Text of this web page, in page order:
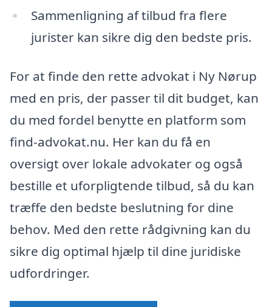
Sammenligning af tilbud fra flere
jurister kan sikre dig den bedste pris.
For at finde den rette advokat i Ny Nørup
med en pris, der passer til dit budget, kan
du med fordel benytte en platform som
find-advokat.nu. Her kan du få en
oversigt over lokale advokater og også
bestille et uforpligtende tilbud, så du kan
træffe den bedste beslutning for dine
behov. Med den rette rådgivning kan du
sikre dig optimal hjælp til dine juridiske
udfordringer.